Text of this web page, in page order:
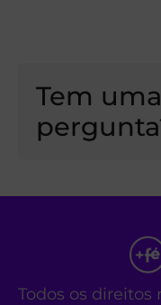
Tem uma
Todos os direitos